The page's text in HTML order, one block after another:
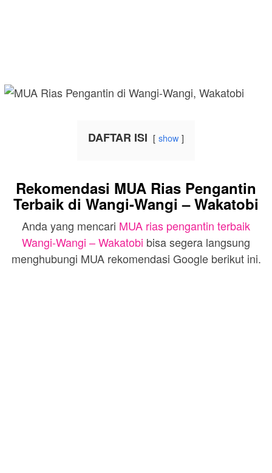
DAFTAR ISI show
Rekomendasi MUA Rias Pengantin
Terbaik di Wangi-Wangi – Wakatobi
Anda yang mencari MUA rias pengantin terbaik
Wangi-Wangi – Wakatobi bisa segera langsung
menghubungi MUA rekomendasi Google berikut ini.